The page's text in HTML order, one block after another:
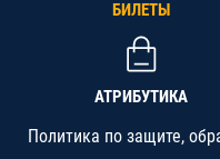
БИЛЕТЫ
АТРИБУТИКА
Политика по защите,